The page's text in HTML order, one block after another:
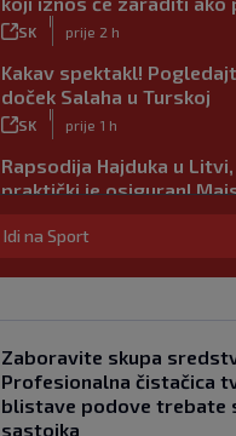
SK prije 2 h
Kakav spektakl!
doček Salaha u Turskoj
SK prije 1 h
Rapsodija Hajduka u
praktički je osiguran!
SK
|
prije 6 h
Neočekivani problemi za
Rijeka u Finsku nosi
prednost, bivši vratar
veću razliku
Idi na Sport
Zaboravite skupa
Profesionalna čistačica
blistave podove trebate
sastojka